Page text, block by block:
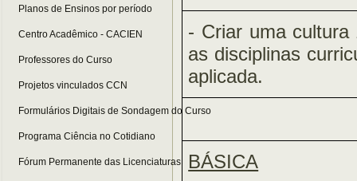
Planos de Ensinos por período
Centro Acadêmico - CACIEN
Professores do Curso
Projetos vinculados CCN
Formulários Digitais de Sondagem do Curso
Programa Ciência no Cotidiano
Fórum Permanente das Licenciaturas
- Criar uma cultura
as disciplinas
aplicada.
BÁSICA